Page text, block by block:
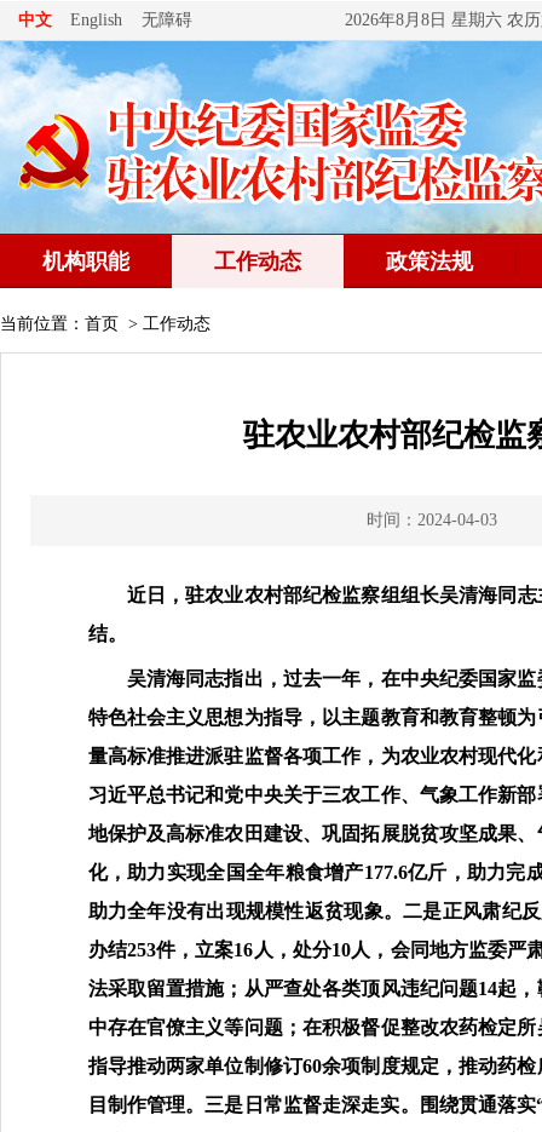
中文 English 无障碍 2026年8月8日 星期六 农
机构职能 工作动态 政策法规
当前位置： 首页 > 工作动态
驻农业农村部纪检监
时间：2024-04-03
近日，驻农业农村部纪检监察组组长吴清海同
结。
吴清海同志指出，过去一年，在中央纪委国家监
特色社会主义思想为指导，以主题教育和教育整顿
量高标准推进派驻监督各项工作，为农业农村现代
习近平总书记和党中央关于三农工作、气象工作新
地保护及高标准农田建设、巩固拓展脱贫攻坚成果
化，助力实现全国全年粮食增产177.6亿斤，助力
助力全年没有出现规模性返贫现象。二是正风肃纪
办结253件，立案16人，处分10人，会同地方监委
法采取留置措施；从严查处各类顶风违纪问题14起
中存在官僚主义等问题；在积极督促整改农药检定
指导推动两家单位制修订60余项制度规定，推动药
目制作管理。三是日常监督走深走实。围绕贯通落